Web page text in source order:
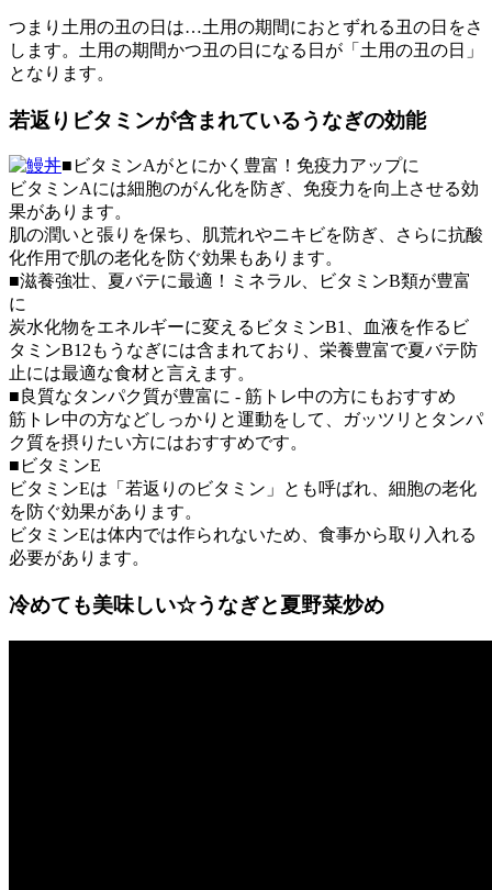
つまり土用の丑の日は…土用の期間におとずれる丑の日をさ
します。土用の期間かつ丑の日になる日が「土用の丑の日」
となります。
若返りビタミンが含まれているうなぎの効能
■ビタミンAがとにかく豊富！免疫力アップに
ビタミンAには細胞のがん化を防ぎ、免疫力を向上させる効
果があります。
肌の潤いと張りを保ち、肌荒れやニキビを防ぎ、さらに抗酸
化作用で肌の老化を防ぐ効果もあります。
■滋養強壮、夏バテに最適！ミネラル、ビタミンB類が豊富
に
炭水化物をエネルギーに変えるビタミンB1、血液を作るビ
タミンB12もうなぎには含まれており、栄養豊富で夏バテ防
止には最適な食材と言えます。
■良質なタンパク質が豊富に - 筋トレ中の方にもおすすめ
筋トレ中の方などしっかりと運動をして、ガッツリとタンパ
ク質を摂りたい方にはおすすめです。
■ビタミンE
ビタミンEは「若返りのビタミン」とも呼ばれ、細胞の老化
を防ぐ効果があります。
ビタミンEは体内では作られないため、食事から取り入れる
必要があります。
冷めても美味しい☆うなぎと夏野菜炒め